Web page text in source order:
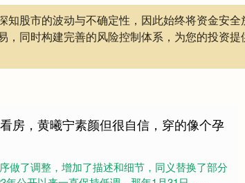
股市的波动与不确定性，因此始终将资金安
同时构建完善的风险控制体系，为您的投资
房，黄曦宁素颜但很自信，穿的像个孕
做了调整，增加了描述和细节，同义替换了部分